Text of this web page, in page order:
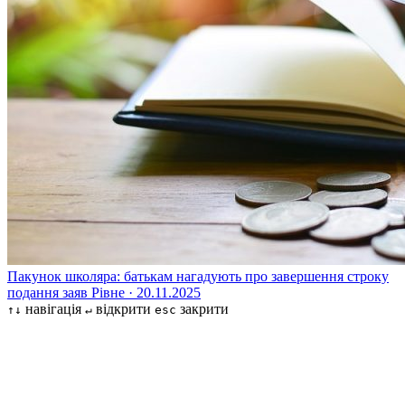
Пакунок школяра: батькам нагадують про завершення строку
подання заяв Рівне · 20.11.2025
↑↓ навігація ↵ відкрити esc закрити